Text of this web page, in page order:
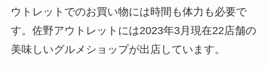
ウトレットでのお買い物には時間も体力も必要で
す。佐野アウトレットには2023年3月現在22店舗の
美味しいグルメショップが出店しています。